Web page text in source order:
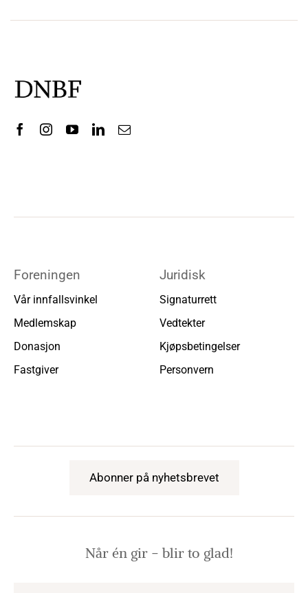
Foreningen
Vår innfallsvinkel
Medlemskap
Donasjon
Fastgiver
Juridisk
Signaturrett
Vedtekter
Kjøpsbetingelser
Personvern
Abonner på nyhetsbrevet
Når én gir − blir to glad!